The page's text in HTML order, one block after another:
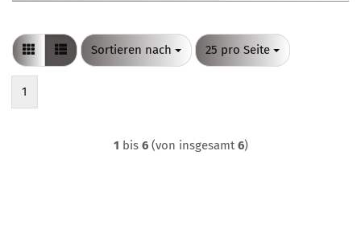
Sortieren nach
Sortieren nach 25 pro Seite
pro Seite
1
1 bis 6(von insgesamt6)